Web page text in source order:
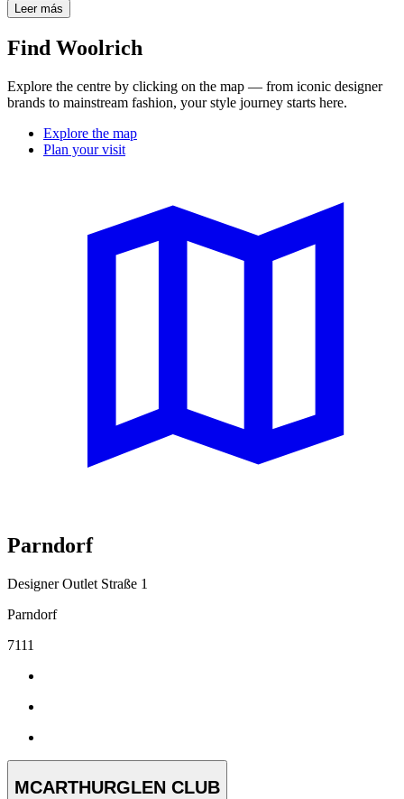
Leer más
Find Woolrich
Explore the centre by clicking on the map — from iconic designer
brands to mainstream fashion, your style journey starts here.
Explore the map
Plan your visit
Parndorf
Designer Outlet Straße 1
Parndorf
7111
MCARTHURGLEN CLUB